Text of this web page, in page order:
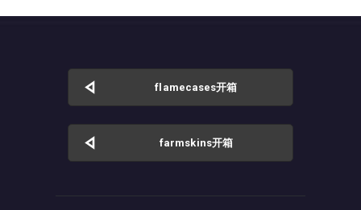
flamecases开箱
farmskins开箱